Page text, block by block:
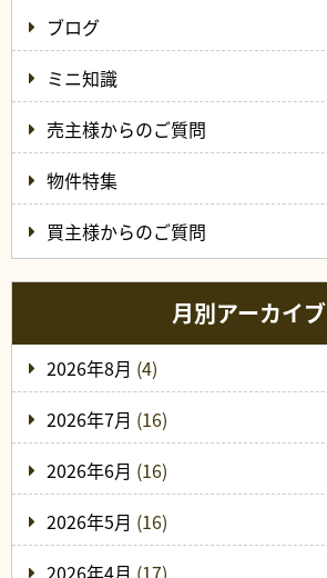
ブログ
ミニ知識
売主様からのご質問
物件特集
買主様からのご質問
月別アーカイブ
2026年8月 (4)
2026年7月 (16)
2026年6月 (16)
2026年5月 (16)
2026年4月 (17)